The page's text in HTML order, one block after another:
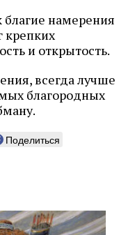
благие намерения
крепких
и открытость.
всегда лучше
благородных
Поделиться